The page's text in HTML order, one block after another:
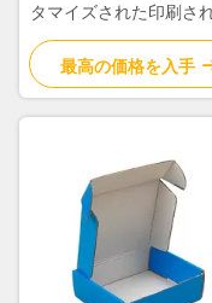
タマイズされた印刷され
形の荷箱包装
最高の価格を入手